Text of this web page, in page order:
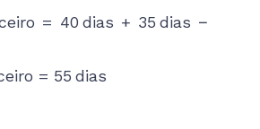
= 40 dias + 35 dias −
= 55 dias